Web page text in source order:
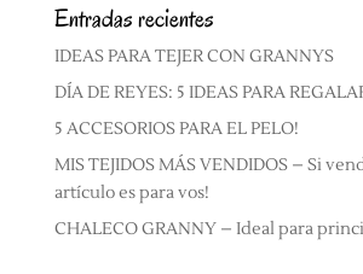
Entradas recientes
IDEAS PARA TEJER CON GRANNYS
DÍA DE REYES: 5 IDEAS PARA
5 ACCESORIOS PARA EL PELO!
MIS TEJIDOS MÁS VENDIDOS – Si
artículo es para vos!
CHALECO GRANNY – Ideal para